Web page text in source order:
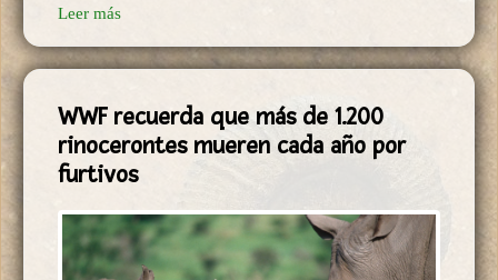
WWF recuerda que más de 1.200
rinocerontes mueren cada año por
furtivos